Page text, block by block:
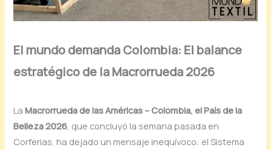
El mundo demanda Colombia: El balance
estratégico de la Macrorrueda 2026
LaMacrorrueda de las Américas – Colombia, el País de la
Belleza 2026 , que concluyó la semana pasada en
Corferias, ha dejado un mensaje inequívoco: el Sistema